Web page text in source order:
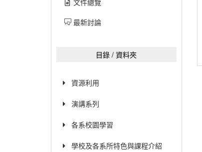
文件總覽
最新討論
目錄 / 資料夾
資源利用
演講系列
各系校園學習
學校及各系所特色與課程介紹